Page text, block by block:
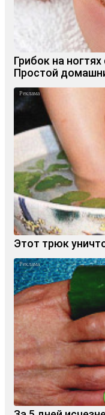
Грибок на
Простой
Этот трюк